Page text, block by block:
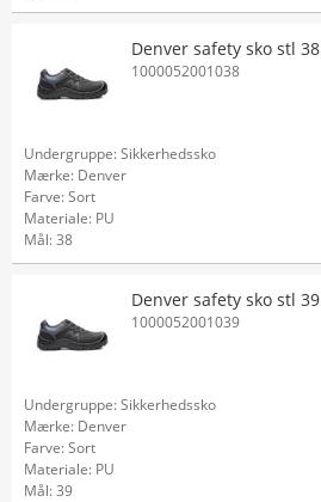
Denver safety sko stl 38
1000052001038
Undergruppe: Sikkerhedssko
Mærke: Denver
Farve: Sort
Materiale: PU
Mål: 38
Denver safety sko stl 39
1000052001039
Undergruppe: Sikkerhedssko
Mærke: Denver
Farve: Sort
Materiale: PU
Mål: 39